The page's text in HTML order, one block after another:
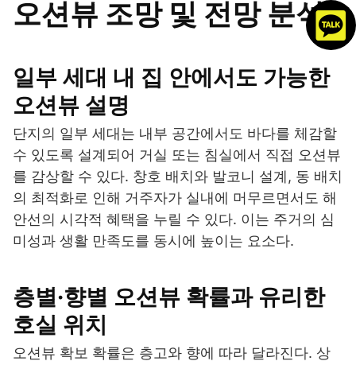
오션뷰 조망 및 전망 분석
일부 세대 내 집 안에서도 가능한
오션뷰 설명
단지의 일부 세대는 내부 공간에서도 바다를 체감할
수 있도록 설계되어 거실 또는 침실에서 직접 오션뷰
를 감상할 수 있다. 창호 배치와 발코니 설계, 동 배치
의 최적화로 인해 거주자가 실내에 머무르면서도 해
안선의 시각적 혜택을 누릴 수 있다. 이는 주거의 심
미성과 생활 만족도를 동시에 높이는 요소다.
층별·향별 오션뷰 확률과 유리한
호실 위치
오션뷰 확보 확률은 층고와 향에 따라 달라진다. 상